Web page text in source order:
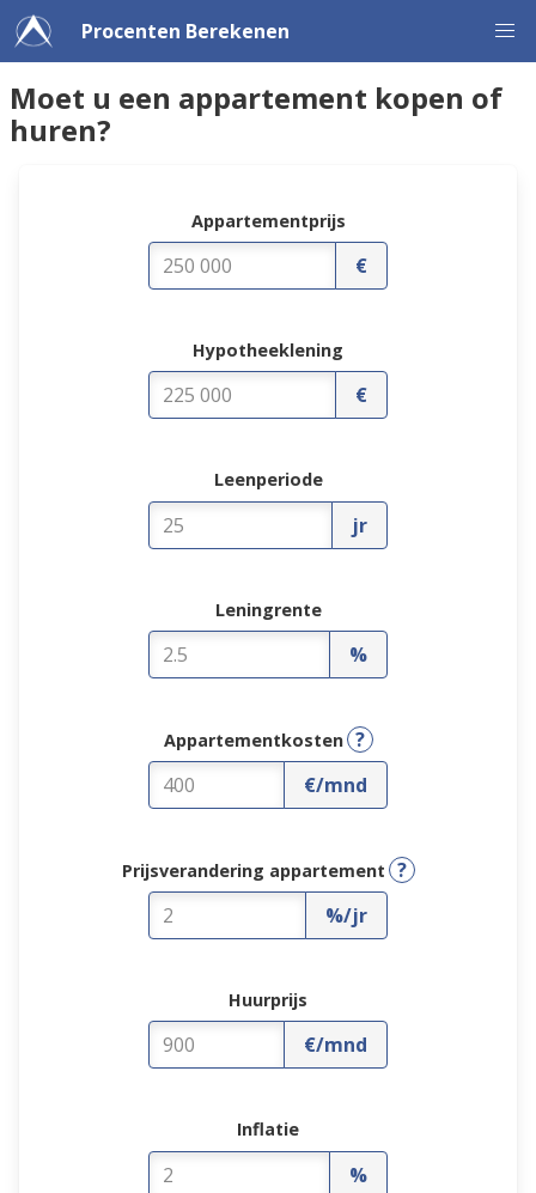
Procenten Berekenen
Moet u een appartement kopen of
huren?
Appartementprijs
€
Hypotheeklening
€
Leenperiode
jr
Leningrente
%
Appartementkosten ?
€/mnd
Prijsverandering appartement ?
%/jr
Huurprijs
€/mnd
Inflatie
%